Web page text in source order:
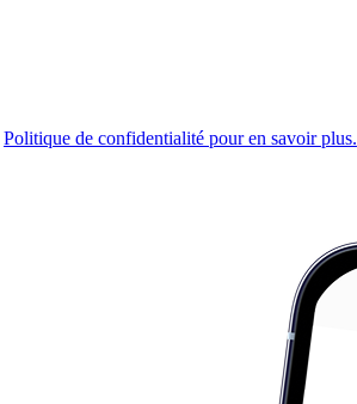
Politique de confidentialité pour en savoir plus.